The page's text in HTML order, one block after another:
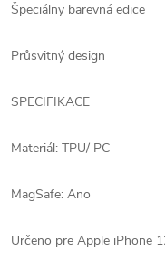
Špeciálny barevná edice
Průsvitný design
SPECIFIKACE
Materiál: TPU/ PC
MagSafe: Ano
Určeno pre Apple iPhone